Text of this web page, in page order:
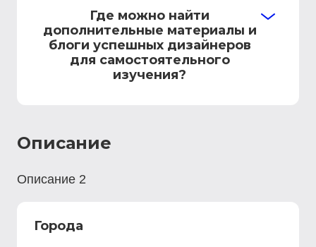
Где можно найти
дополнительные материалы и
блоги успешных дизайнеров
для самостоятельного
изучения?
Описание
Описание 2
Города